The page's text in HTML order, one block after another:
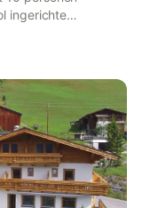
ingerichte
Oostenrijkse
bergtoppen. Er